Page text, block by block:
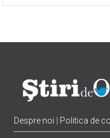
Despre noi Politica de